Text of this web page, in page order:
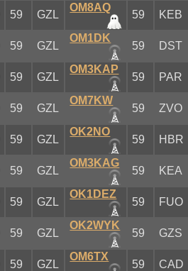
59 GZL
OM8AQ
59 KEB
59 GZL
OM1DK
59 DST
59 GZL
OM3KAP
59 PAR
59 GZL
OM7KW
59 ZVO
59 GZL
OK2NO
59 HBR
59 GZL
OM3KAG
59 KEA
59 GZL
OK1DEZ
59 FUO
59 GZL
OK2WYK
59 GZS
59 GZL
OM6TX
59 CAD